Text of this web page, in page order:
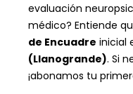
evaluación
médico? Entiende
de Encuadre inicial
(Llanogrande). Si
¡abonamos tu